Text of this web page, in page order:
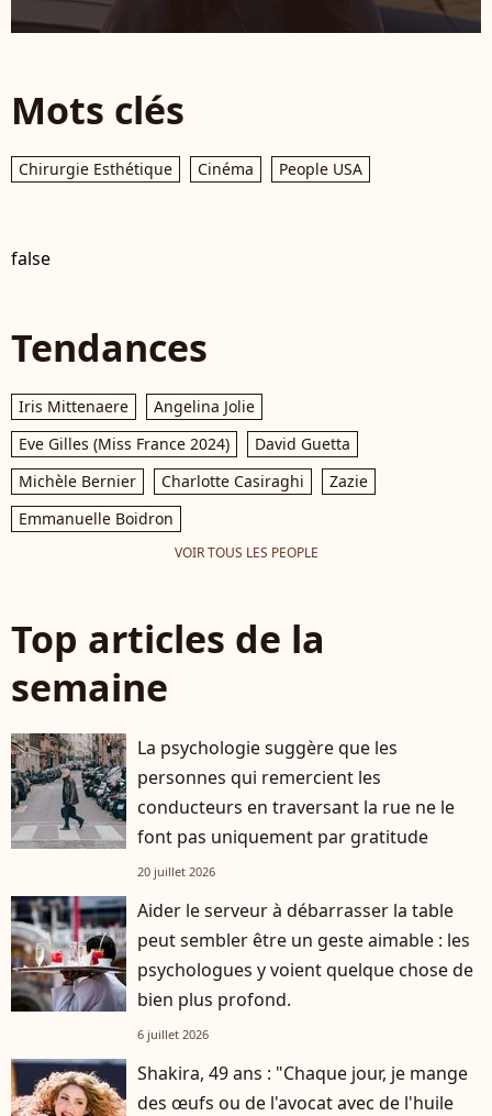
Mots clés
Chirurgie Esthétique Cinéma People USA
false
Tendances
Iris Mittenaere
Angelina Jolie
Eve Gilles (Miss France 2024)
David Guetta
Michèle Bernier
Charlotte Casiraghi
Zazie
Emmanuelle Boidron
VOIR TOUS LES PEOPLE
Top articles de la
semaine
La psychologie suggère que les
personnes qui remercient les
conducteurs en traversant la rue ne le
font pas uniquement par gratitude
20 juillet 2026
Aider le serveur à débarrasser la table
peut sembler être un geste aimable : les
psychologues y voient quelque chose de
bien plus profond.
6 juillet 2026
Shakira, 49 ans : "Chaque jour, je mange
des œufs ou de l'avocat avec de l'huile